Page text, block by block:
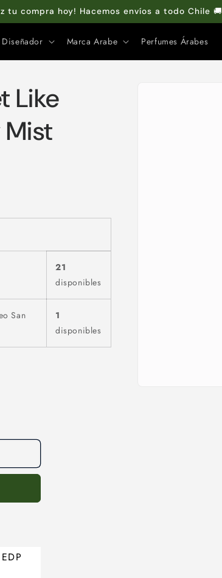
Compra online y retira GRATIS en tienda 🏬
Marca Arabe Perfumes Árabes
Like
21
disponibles
San
1
disponibles